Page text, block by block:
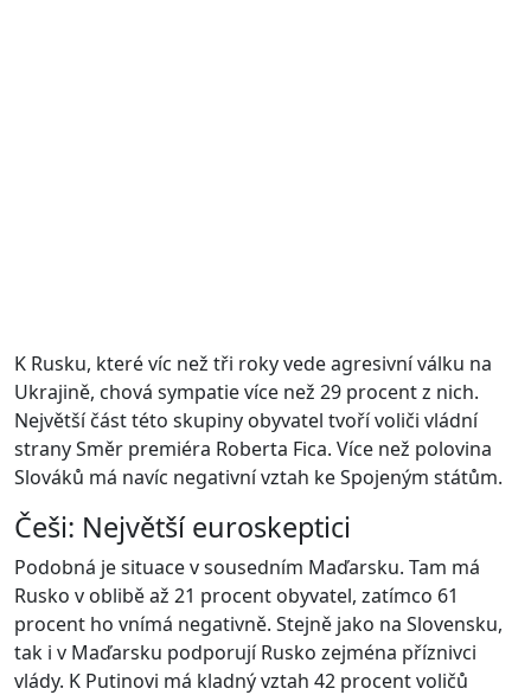
K Rusku, které víc než tři roky vede agresivní válku na
Ukrajině, chová sympatie více než 29 procent z nich.
Největší část této skupiny obyvatel tvoří voliči vládní
strany Směr premiéra Roberta Fica. Více než polovina
Slováků má navíc negativní vztah ke Spojeným státům.
Češi: Největší euroskeptici
Podobná je situace v sousedním Maďarsku. Tam má
Rusko v oblibě až 21 procent obyvatel, zatímco 61
procent ho vnímá negativně. Stejně jako na Slovensku,
tak i v Maďarsku podporují Rusko zejména příznivci
vlády. K Putinovi má kladný vztah 42 procent voličů